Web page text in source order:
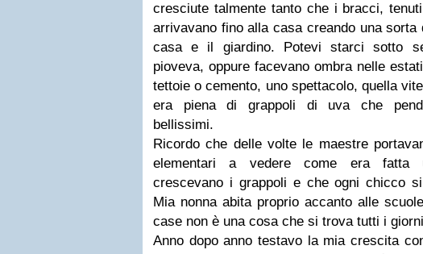
cresciute talmente tanto che i bracci,
arrivavano fino alla casa creando una sorta
casa e il giardino. Potevi starci sotto
pioveva, oppure facevano ombra nelle
tettoie o cemento, uno spettacolo, quella
era piena di grappoli di uva che
bellissimi.
Ricordo che delle volte le maestre
elementari a vedere come era fatta
crescevano i grappoli e che ogni chicco
Mia nonna abita proprio accanto alle
case non è una cosa che si trova tutti i
Anno dopo anno testavo la mia crescita